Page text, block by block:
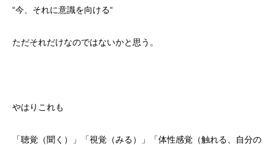
“今、それに意識を向ける“
ただそれだけなのではないかと思う。
やはりこれも
「聴覚（聞く）」「視覚（みる）」「体性感覚（触れる、自分の